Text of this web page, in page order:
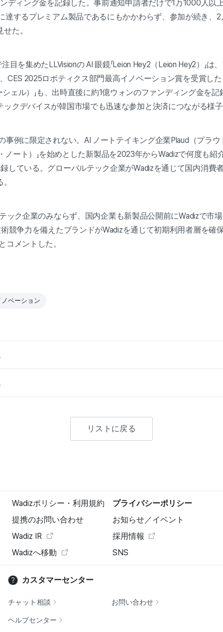
ディング金を記録した。事前通知申請者だけで1万1000人以
達するプレミアム製品であるにもかかわらず、参加が続き、
た。
目を集めたLLVisionの AI 眼鏡「Leion Hey2（Leion Hey2）」は
CES 2025ロボティクス部門最高イノベーション賞を受賞し
シェル）」も、出時直後に約1億ウォンのファンディング金を
ックデバイスが韓国市場でも迅速な参加と決済につながる様
事例に限定されない。AI ノートテイキング企業Plaud（プラウ
ノート）」を始めとした新製品を2023年からWadizで何度も
している。グローバルテック企業がWadizを通じて国内消費
ック企業のみならず、国内企業も新製品公開前にWadizで市
術競争力を備えたブランドがWadizを通じて初期利用者層を確
コメントした。
ベーション
リストに戻る
Wadizポリシー・利用規約
プライバシーポリシー
提携のお問い合わせ
お知らせ／イベント
Wadiz IR
採用情報
Wadizへ移動
SNS
カスタマーセンター
チャット相談 お問い合わせ
ヘルプセンター